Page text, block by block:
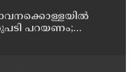
പറയണം;